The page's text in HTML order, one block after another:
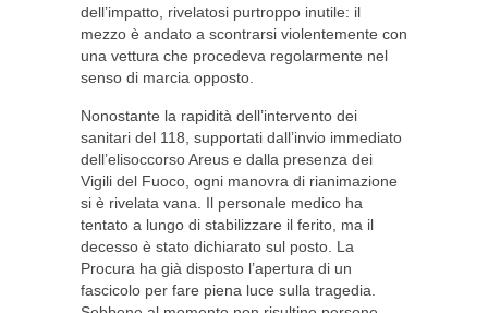
dell’impatto, rivelatosi purtroppo inutile: il
mezzo è andato a scontrarsi violentemente con
una vettura che procedeva regolarmente nel
senso di marcia opposto.
Nonostante la rapidità dell’intervento dei
sanitari del 118, supportati dall’invio immediato
dell’elisoccorso Areus e dalla presenza dei
Vigili del Fuoco, ogni manovra di rianimazione
si è rivelata vana. Il personale medico ha
tentato a lungo di stabilizzare il ferito, ma il
decesso è stato dichiarato sul posto. La
Procura ha già disposto l’apertura di un
fascicolo per fare piena luce sulla tragedia.